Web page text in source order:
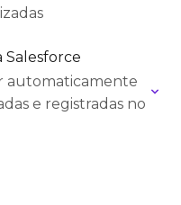
Salesforce
automaticamente
e registradas no